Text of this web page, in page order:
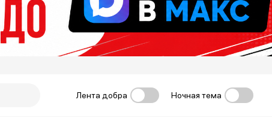
Лента добра Ночная тема